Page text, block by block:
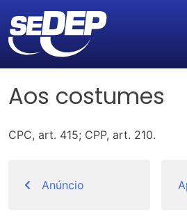
Aos costumes
CPC, art. 415; CPP, art. 210.
de
Anúncio